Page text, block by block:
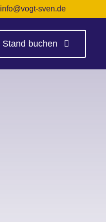
info@vogt-sven.de
Stand buchen